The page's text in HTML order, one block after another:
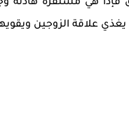
فإذا هي مستقرة هادئة
يغذي علاقة الزوجين